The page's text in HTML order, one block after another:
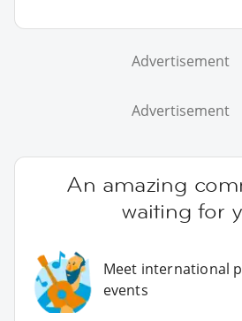
Advertisement
Advertisement
An amazing
waiting for
Meet international
events